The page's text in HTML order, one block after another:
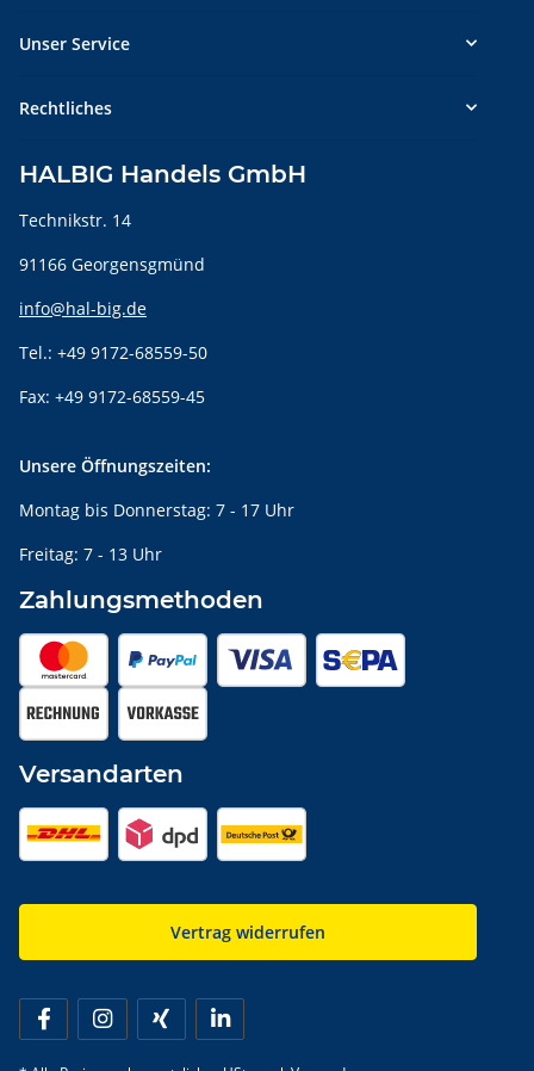
Unser Service
Rechtliches
HALBIG Handels GmbH
Technikstr. 14
91166 Georgensgmünd
info@hal-big.de
Tel.: +49 9172-68559-50
Fax: +49 9172-68559-45
Unsere Öffnungszeiten:
Montag bis Donnerstag: 7 - 17 Uhr
Freitag: 7 - 13 Uhr
Zahlungsmethoden
Versandarten
Vertrag widerrufen